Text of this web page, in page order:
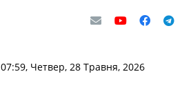
07:59, Четвер, 28 Травня, 2026